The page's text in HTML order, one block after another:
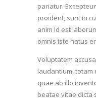
pariatur.
proident, sunt in
anim id est
omnis iste natus
Voluptatem
laudantium, totam
quae ab illo
beatae vitae dicta